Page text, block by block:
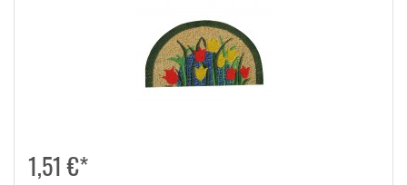
1,51 €*